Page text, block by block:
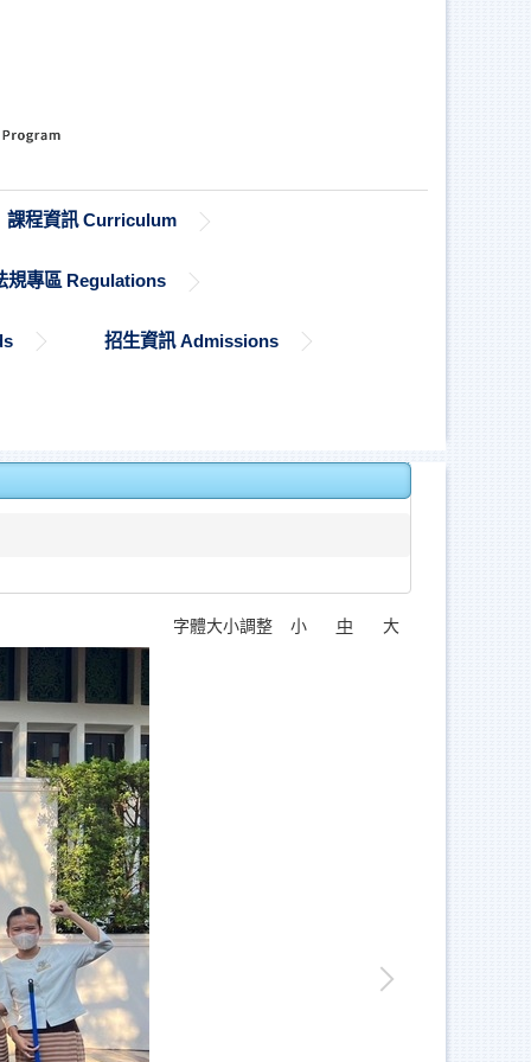
課程資訊 Curriculum
規專區 Regulations
招生資訊 Admissions
字體大小調整 小 中 大